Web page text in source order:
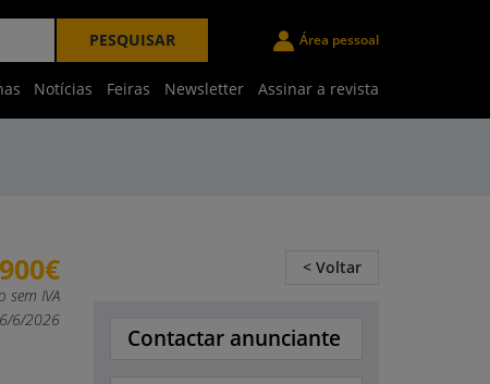
PESQUISAR Área pessoal
Notícias Feiras Newsletter Assinar a revista
sem IVA
6/2026
< Voltar
Contactar anunciante